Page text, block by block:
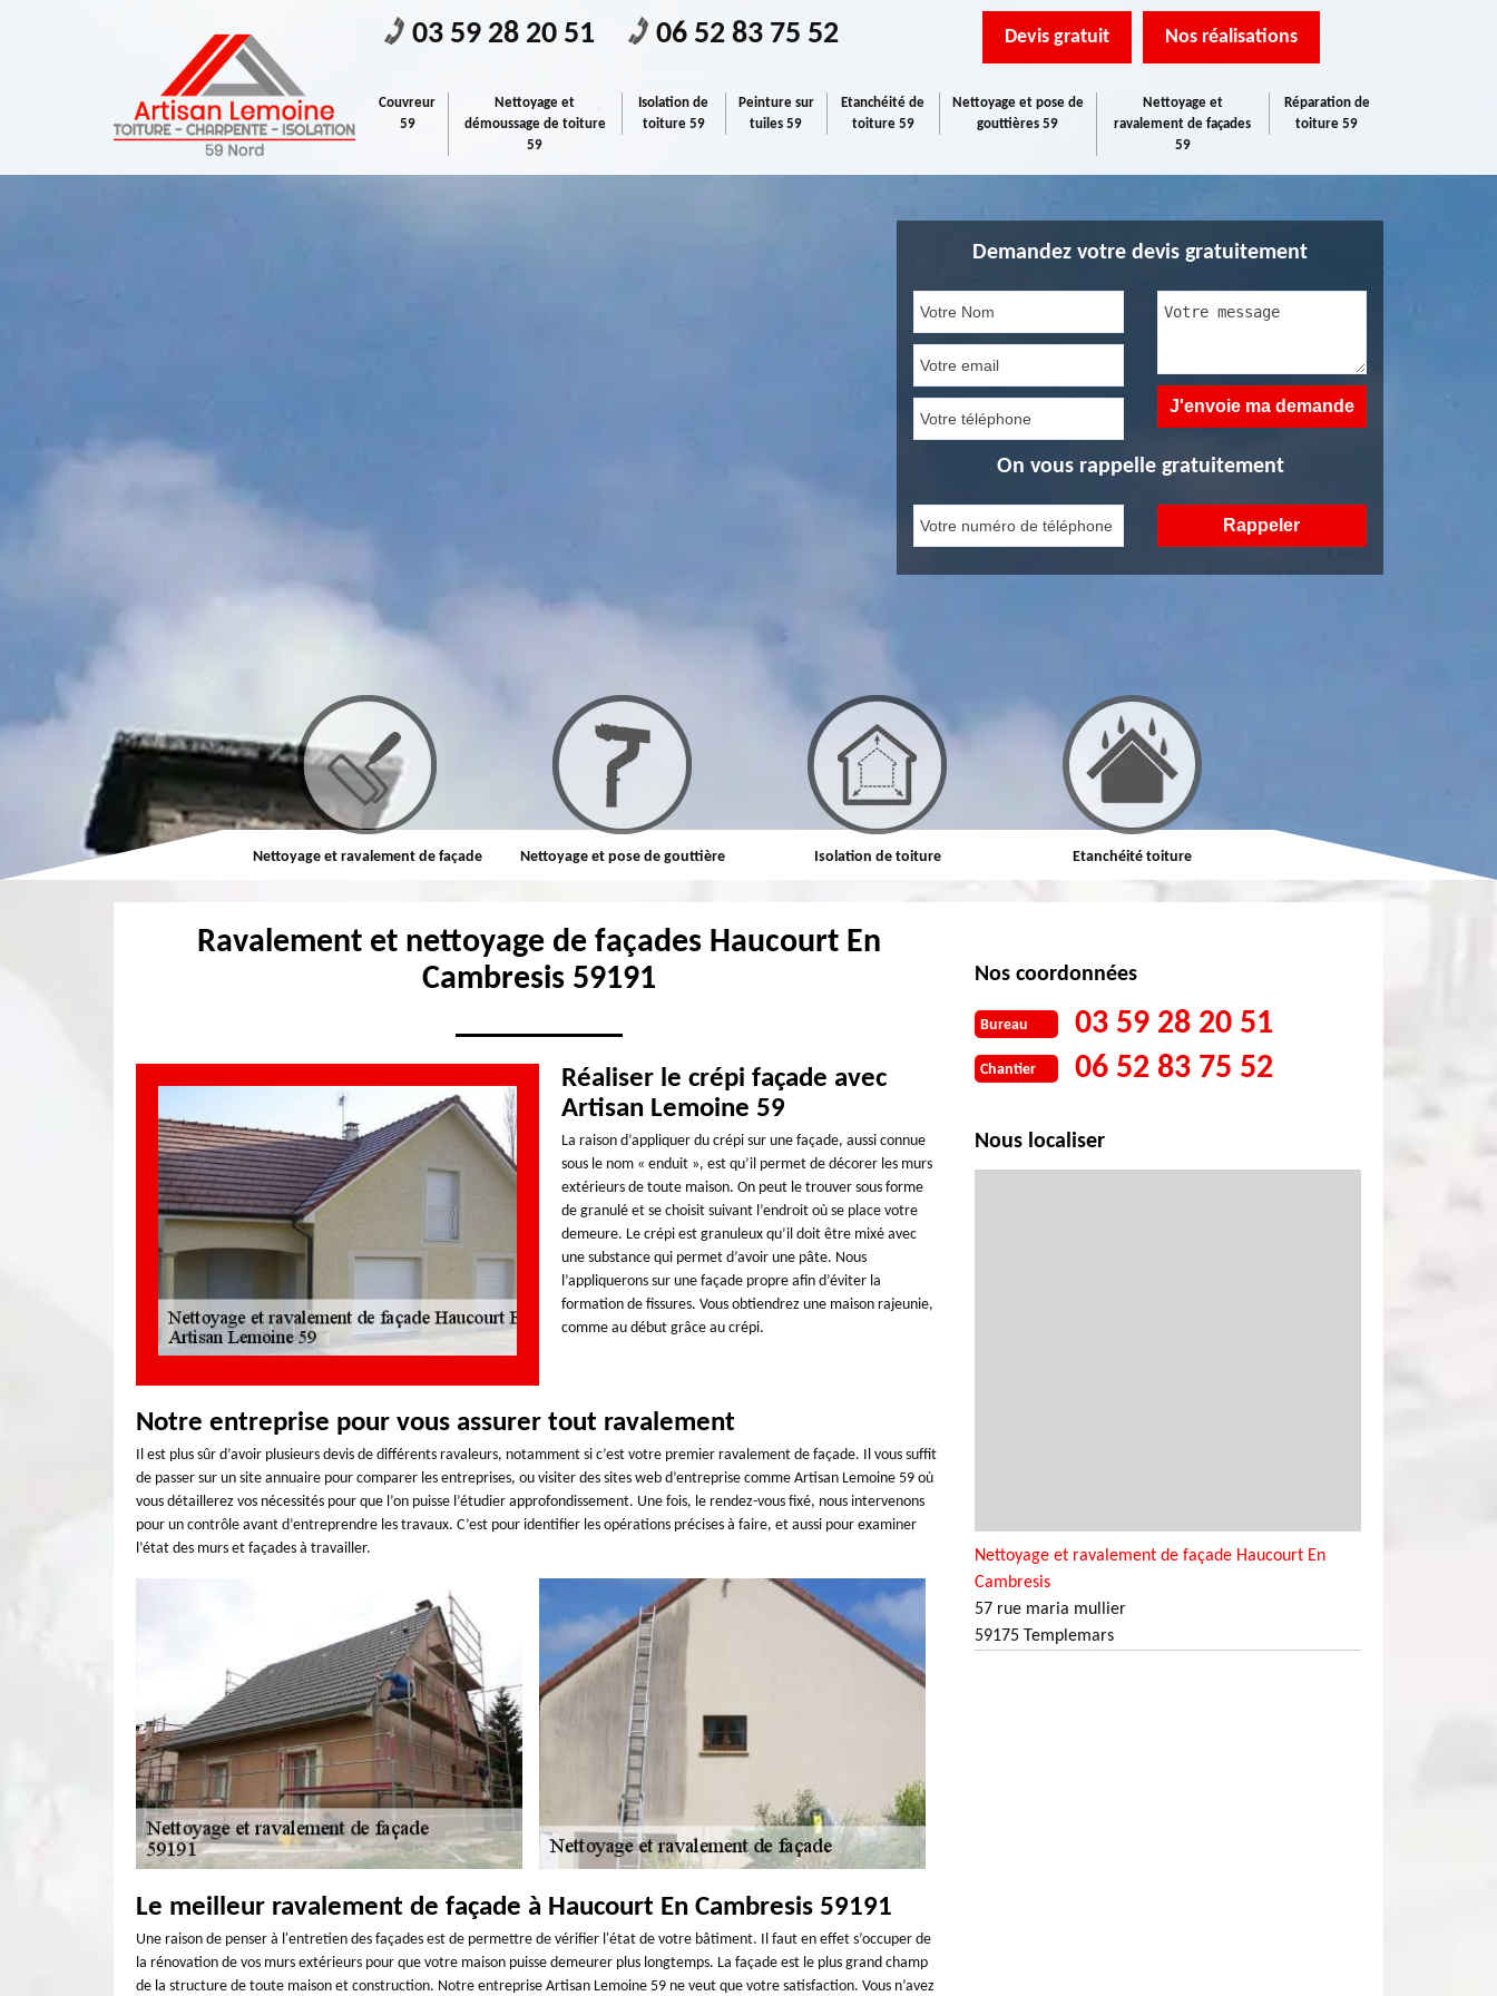
03 59 28 20 51 06 52 83 75 52 Devis gratuit Nos réalisations
Couvreur
59
Nettoyage et
démoussage de toiture
59
Isolation de
toiture 59
Peinture sur
tuiles 59
Etanchéité de
toiture 59
Nettoyage et pose de
gouttières 59
Nettoyage et
ravalement de façades
59
Réparation de
toiture 59
Demandez votre devis gratuitement
On vous rappelle gratuitement
Couvreur Nettoyage et ravalement de façade Nettoyage et pose de gouttière Isolation de toiture Etanchéité toiture Réparation de toiture
Ravalement et nettoyage de façades Haucourt En
Cambresis 59191
Réaliser le crépi façade avec
Artisan Lemoine 59
La raison d’appliquer du crépi sur une façade, aussi connue
sous le nom « enduit », est qu’il permet de décorer les murs
extérieurs de toute maison. On peut le trouver sous forme
de granulé et se choisit suivant l’endroit où se place votre
demeure. Le crépi est granuleux qu’il doit être mixé avec
une substance qui permet d’avoir une pâte. Nous
l’appliquerons sur une façade propre afin d’éviter la
formation de fissures. Vous obtiendrez une maison rajeunie,
comme au début grâce au crépi.
Notre entreprise pour vous assurer tout ravalement
Il est plus sûr d’avoir plusieurs devis de différents ravaleurs, notamment si c’est votre premier ravalement de façade. Il vous suffit
de passer sur un site annuaire pour comparer les entreprises, ou visiter des sites web d’entreprise comme Artisan Lemoine 59 où
vous détaillerez vos nécessités pour que l’on puisse l’étudier approfondissement. Une fois, le rendez-vous fixé, nous intervenons
pour un contrôle avant d’entreprendre les travaux. C’est pour identifier les opérations précises à faire, et aussi pour examiner
l’état des murs et façades à travailler.
Le meilleur ravalement de façade à Haucourt En Cambresis 59191
Une raison de penser à l'entretien des façades est de permettre de vérifier l'état de votre bâtiment. Il faut en effet s’occuper de
la rénovation de vos murs extérieurs pour que votre maison puisse demeurer plus longtemps. La façade est le plus grand champ
de la structure de toute maison et construction. Notre entreprise Artisan Lemoine 59 ne veut que votre satisfaction. Vous n’avez
Nos coordonnées
Bureau 03 59 28 20 51
Chantier 06 52 83 75 52
Nous localiser
Nettoyage et ravalement de façade Haucourt En
Cambresis
57 rue maria mullier
59175 Templemars